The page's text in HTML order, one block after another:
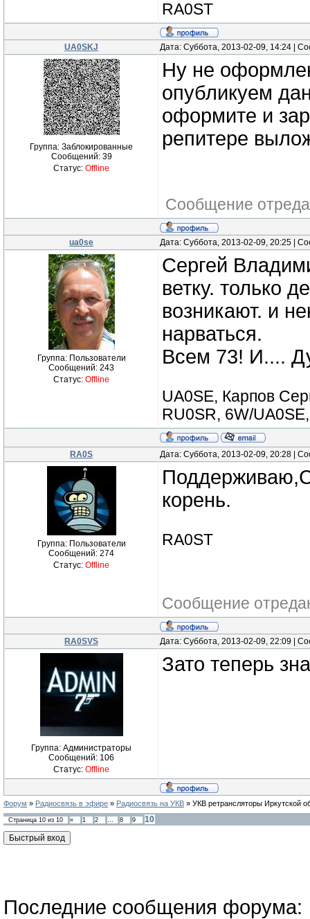
RA0ST
UA0SKJ Дата: Суббота, 2013-02-09, 14:24 |
Группа: Заблокированные
Сообщений: 39
Статус: Offline
Ну не
опубликуем
оформите и
репитере
Сообщение
ua0se Дата: Суббота, 2013-02-09, 20:25 |
Группа: Пользователи
Сообщений: 243
Статус: Offline
Сергей
ветку. только
возникают. и
нарваться.
Всем 73! И....
UA0SE, Карпов
RU0SR, 6W/
RA0S Дата: Суббота, 2013-02-09, 20:28 |
Группа: Пользователи
Сообщений: 274
Статус: Offline
корень.
RA0ST
Сообщение
RA0SVS Дата: Суббота, 2013-02-09, 22:09 |
Группа: Администраторы
Сообщений: 106
Статус: Offline
Зато теперь
Форум » Радиосвязь в эфире » Радиосвязь на УКВ » УКВ ретрансляторы Иркутской
Страница 10 из 10 « 1 2 … 8 9 10
Последние сообщения форума: